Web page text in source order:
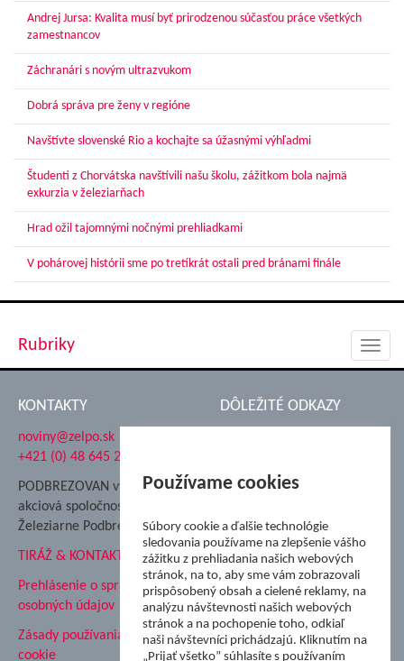
Andrej Jursa: Kvalita musí byť prirodzenou súčasťou práce všetkých
zamestnancov
Záchranári s novým ultrazvukom
Dobrá správa pre ženy v regióne
Navštívte slovenské Rio a kochajte sa úžasnými výhľadmi
Študenti z Chorvátska navštívili našu školu, zážitkom bola najmä
exkurzia v železiarňach
Hrad ožil tajomnými nočnými prehliadkami
V pohárovej histórii sme po tretíkrát ostali pred bránami finále
Rubriky
KONTAKTY
noviny@zelpo.sk
+421 (0) 48 645 2711
PODBREZOVAN vydáva
akciová spoločnosť
Železiarne Podbrezová
TIRÁŽ & KONTAKT
Prehlásenie o spracovaní
osobných údajov
Zásady používania súborov
cookie
DÔLEŽITÉ ODKAZY
Nadácia Železiarne
ŽP Informatika s.r.o.
ŠK Železiarne Podbrezová
Tále a.s.
Používame cookies
Súbory cookie a ďalšie technológie
sledovania používame na zlepšenie vášho
zážitku z prehliadania našich webových
stránok, na to, aby sme vám zobrazovali
prispôsobený obsah a cielené reklamy, na
analýzu návštevnosti našich webových
stránok a na pochopenie toho, odkiaľ
naši návštevníci prichádzajú. Kliknutím na
„Prijať všetko” súhlasíte s používaním